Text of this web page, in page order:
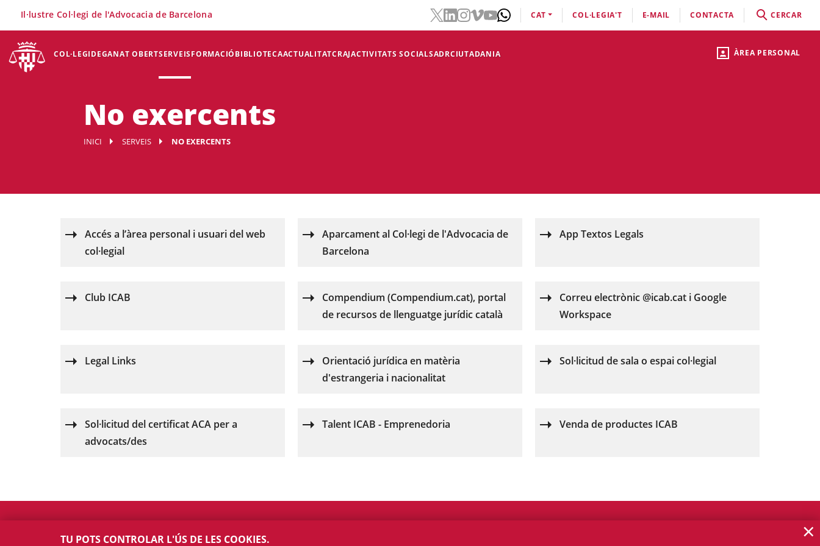
ÀREA PERSONAL
COL·LEGIDEGANAT OBERTSERVEISFORMACIÓBIBLIOTECAACTUALITATCRAJACTIVITATS SOCIALSADRCIUTADANIA
Il·lustre Col·legi de l'Advocacia de Barcelona CAT COL·LEGIA'T E-MAIL CONTACTA CERCAR
No exercents
INICI SERVEIS NO EXERCENTS
Accés a l’àrea personal i usuari del web
col·legial
Aparcament al Col·legi de l'Advocacia de
Barcelona
App Textos Legals
Club ICAB
Compendium (Compendium.cat), portal
de recursos de llenguatge jurídic català
Correu electrònic @icab.cat i Google
Workspace
Legal Links
Orientació jurídica en matèria
d'estrangeria i nacionalitat
Sol·licitud de sala o espai col·legial
Sol·licitud del certificat ACA per a
advocats/des
Talent ICAB - Emprenedoria Venda de productes ICAB
TU POTS CONTROLAR L'ÚS DE LES COOKIES. ×